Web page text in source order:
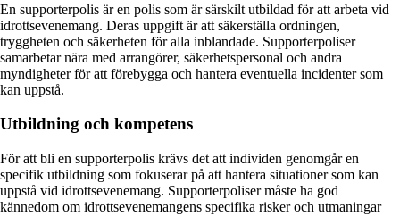
En supporterpolis är en polis som är särskilt utbildad för att arbeta vid
idrottsevenemang. Deras uppgift är att säkerställa ordningen,
tryggheten och säkerheten för alla inblandade. Supporterpoliser
samarbetar nära med arrangörer, säkerhetspersonal och andra
myndigheter för att förebygga och hantera eventuella incidenter som
kan uppstå.
Utbildning och kompetens
För att bli en supporterpolis krävs det att individen genomgår en
specifik utbildning som fokuserar på att hantera situationer som kan
uppstå vid idrottsevenemang. Supporterpoliser måste ha god
kännedom om idrottsevenemangens specifika risker och utmaningar